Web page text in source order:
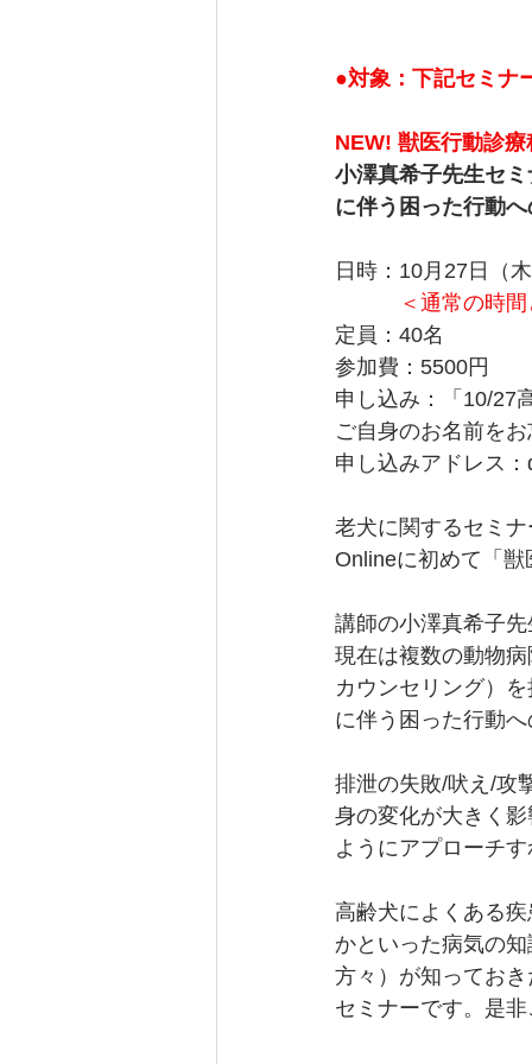
●対象：下記セミナ
NEW! 獣医行動診
小澤真希子先生セ
に伴う困った行動
日時：10月27日（
＜通常の時間と
定員：40名
参加費：5500円
申し込み：「10/27
ご自身のお名前を
申し込みアドレス
老犬に関するセミ
Onlineに初めて「
講師の小澤真希子
現在は複数の動物
カウンセリング）
に伴う困った行動
排泄の失敗/吠え/攻
身の変化が大きく
ようにアプローチ
高齢犬によくある
かといった病気の
方々）が知ってお
セミナーです。是